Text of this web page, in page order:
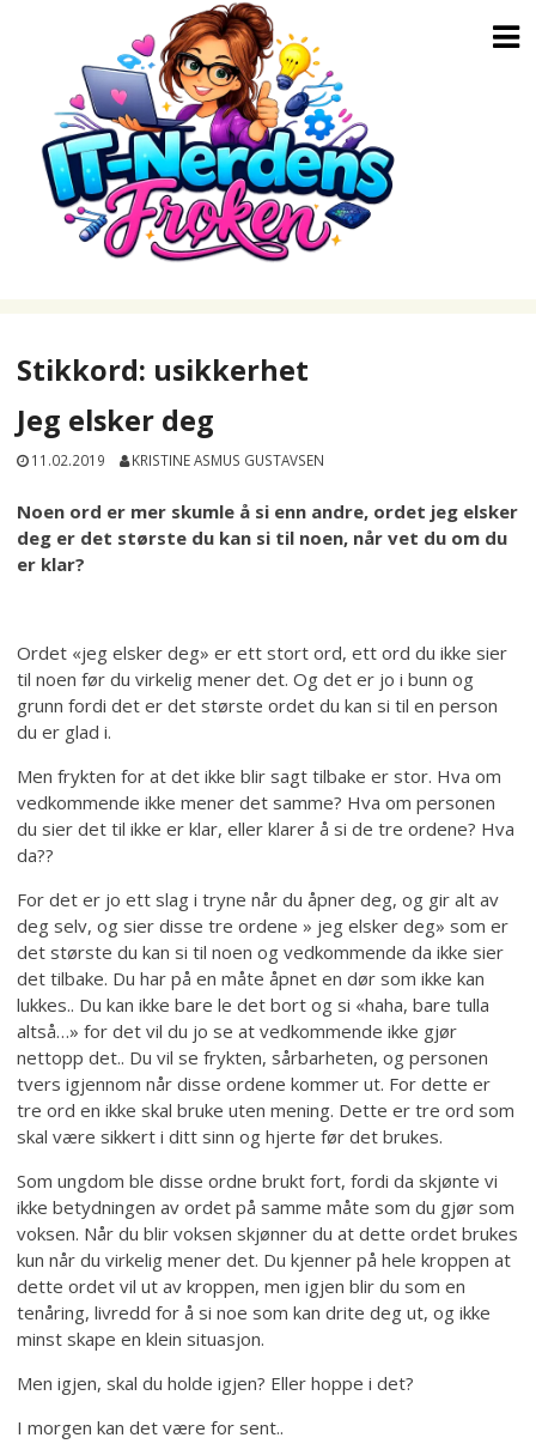
Stikkord: usikkerhet
Jeg elsker deg
11.02.2019 KRISTINE ASMUS GUSTAVSEN
Noen ord er mer skumle å si enn andre, ordet jeg elsker
deg er det største du kan si til noen, når vet du om du
er klar?
Ordet «jeg elsker deg» er ett stort ord, ett ord du ikke sier
til noen før du virkelig mener det. Og det er jo i bunn og
grunn fordi det er det største ordet du kan si til en person
du er glad i.
Men frykten for at det ikke blir sagt tilbake er stor. Hva om
vedkommende ikke mener det samme? Hva om personen
du sier det til ikke er klar, eller klarer å si de tre ordene? Hva
da??
For det er jo ett slag i tryne når du åpner deg, og gir alt av
deg selv, og sier disse tre ordene » jeg elsker deg» som er
det største du kan si til noen og vedkommende da ikke sier
det tilbake. Du har på en måte åpnet en dør som ikke kan
lukkes.. Du kan ikke bare le det bort og si «haha, bare tulla
altså…» for det vil du jo se at vedkommende ikke gjør
nettopp det.. Du vil se frykten, sårbarheten, og personen
tvers igjennom når disse ordene kommer ut. For dette er
tre ord en ikke skal bruke uten mening. Dette er tre ord som
skal være sikkert i ditt sinn og hjerte før det brukes.
Som ungdom ble disse ordne brukt fort, fordi da skjønte vi
ikke betydningen av ordet på samme måte som du gjør som
voksen. Når du blir voksen skjønner du at dette ordet brukes
kun når du virkelig mener det. Du kjenner på hele kroppen at
dette ordet vil ut av kroppen, men igjen blir du som en
tenåring, livredd for å si noe som kan drite deg ut, og ikke
minst skape en klein situasjon.
Men igjen, skal du holde igjen? Eller hoppe i det?
I morgen kan det være for sent..